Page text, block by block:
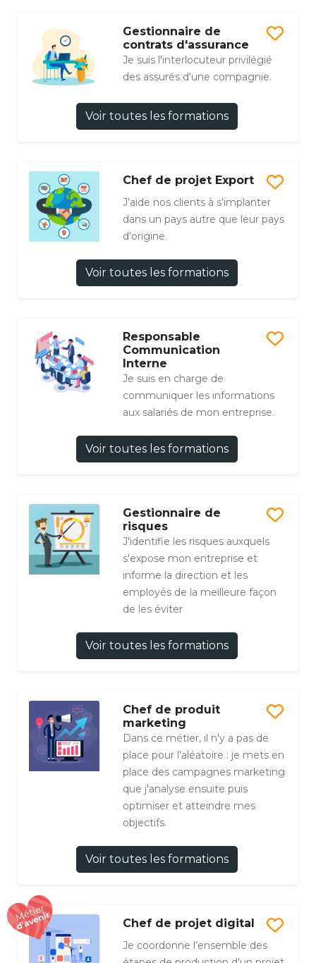
Gestionnaire de
contrats d'assurance
Je suis l'interlocuteur privilégié
des assurés d'une compagnie.
Voir toutes les formations
Chef de projet Export
J’aide nos clients à s’implanter
dans un pays autre que leur pays
d’origine.
Voir toutes les formations
Responsable
Communication
Interne
Je suis en charge de
communiquer les informations
aux salariés de mon entreprise.
Voir toutes les formations
Gestionnaire de
risques
J'identifie les risques auxquels
s'expose mon entreprise et
informe la direction et les
employés de la meilleure façon
de les éviter
Voir toutes les formations
Chef de produit
marketing
Dans ce métier, il n'y a pas de
place pour l'aléatoire : je mets en
place des campagnes marketing
que j'analyse ensuite puis
optimiser et atteindre mes
objectifs.
Voir toutes les formations
Chef de projet digital
Je coordonne l’ensemble des